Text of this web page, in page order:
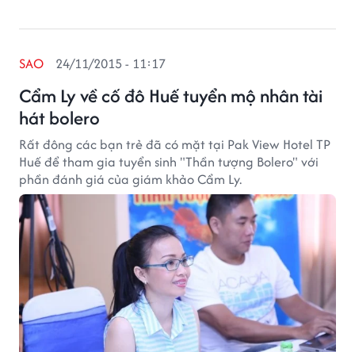
Cẩm Ly về cố đô Huế tuyển mộ nhân tài
hát bolero
SAO 24/11/2015 - 11:17
Rất đông các bạn trẻ đã có mặt tại Pak View Hotel TP
Huế để tham gia tuyển sinh "Thần tượng Bolero" với
phần đánh giá của giám khảo Cẩm Ly.